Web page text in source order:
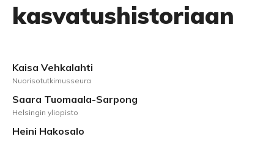
kasvatushistoriaan
Kaisa Vehkalahti
Nuorisotutkimusseura
Saara Tuomaala-Sarpong
Helsingin yliopisto
Heini Hakosalo